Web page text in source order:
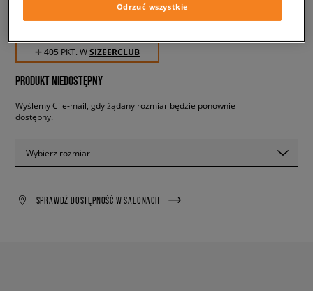
404,99 zł z VAT
✛ 405 PKT. WSIZEERCLUB
PRODUKT NIEDOSTĘPNY
Wyślemy Ci e-mail, gdy żądany rozmiar będzie ponownie
dostępny.
Wybierz rozmiar
SPRAWDŹ DOSTĘPNOŚĆ W SALONACH
Odrzuć wszystkie